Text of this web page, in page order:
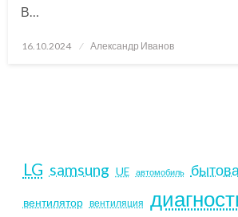
В…
Posted
16.10.2024 Александр Иванов
LG samsung UE автомобиль
вентилятор вентиляция